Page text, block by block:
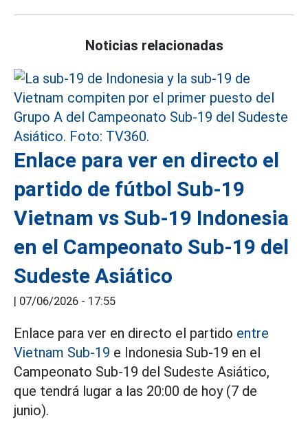
Noticias relacionadas
Enlace para ver en directo el
partido de fútbol Sub-19
Vietnam vs Sub-19 Indonesia
en el Campeonato Sub-19 del
Sudeste Asiático
| 07/06/2026 - 17:55
Enlace para ver en directo el partido entre
Vietnam Sub-19 e Indonesia Sub-19 en el
Campeonato Sub-19 del Sudeste Asiático,
que tendrá lugar a las 20:00 de hoy (7 de
junio).